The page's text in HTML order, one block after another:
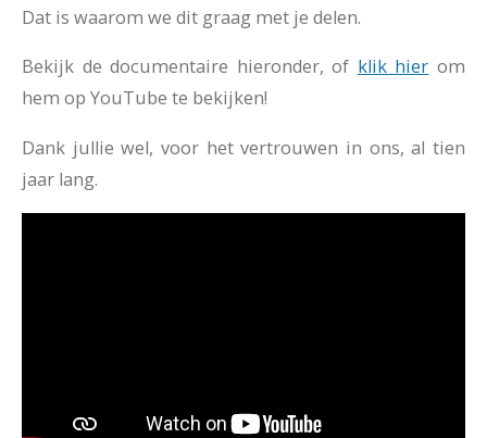
Dat is waarom we dit graag met je delen.
Bekijk de documentaire hieronder, of klik hier om
hem op YouTube te bekijken!
Dank jullie wel, voor het vertrouwen in ons, al tien
jaar lang.